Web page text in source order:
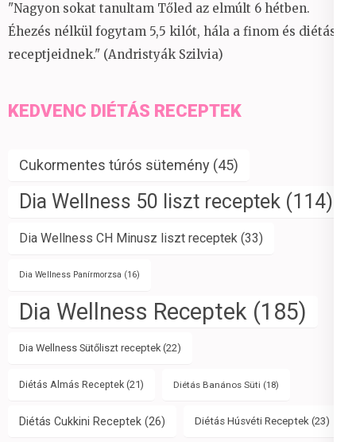
"Nagyon sokat tanultam Tőled az elmúlt 6 hétben.
Éhezés nélkül fogytam 5,5 kilót, hála a finom és diétás
receptjeidnek." (Andristyák Szilvia)
KEDVENC DIÉTÁS RECEPTEK
Cukormentes túrós sütemény (45)
Dia Wellness 50 liszt receptek (114)
Dia Wellness CH Minusz liszt receptek (33)
Dia Wellness Panírmorzsa (16)
Dia Wellness Receptek (185)
Dia Wellness Sütőliszt receptek (22)
Diétás Almás Receptek (21) Diétás Banános Süti (18)
Diétás Cukkini Receptek (26) Diétás Húsvéti Receptek (23)